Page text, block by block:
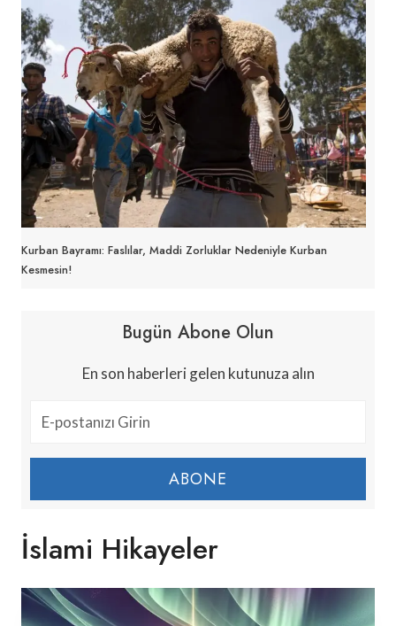
Kurban Bayramı: Faslılar, Maddi Zorluklar Nedeniyle Kurban
Kesmesin!
Bugün Abone Olun
En son haberleri gelen kutunuza alın
ABONE
İslami Hikayeler